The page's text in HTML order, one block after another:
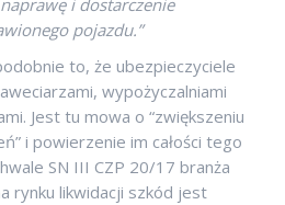
i dostarczenie
pojazdu.”
to, że ubezpieczyciele
wypożyczalniami
Jest tu mowa o “zwiększeniu
i powierzenie im całości tego
SN III CZP 20/17 branża
rynku likwidacji szkód jest